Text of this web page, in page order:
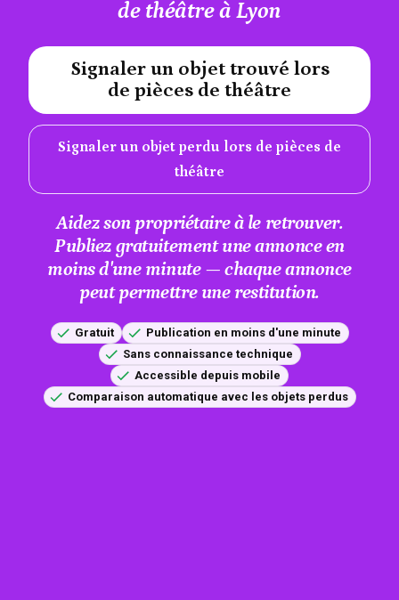
de théâtre à Lyon
Signaler un objet trouvé lors
de pièces de théâtre
Signaler un objet perdu lors de pièces de
théâtre
#A12AEB
Aidez son propriétaire à le retrouver.
Publiez gratuitement une annonce en
moins d'une minute — chaque annonce
peut permettre une restitution.
Gratuit
Publication en moins d'une minute
Sans connaissance technique
Accessible depuis mobile
Comparaison automatique avec les objets perdus